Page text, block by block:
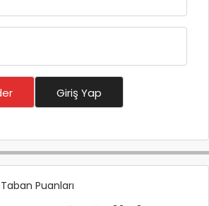
Giriş Yap
Puanları